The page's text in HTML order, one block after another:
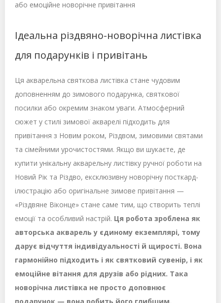
або емоційне новорічне привітання
Ідеальна різдвяно-новорічна листівка
для подарунків і привітань
Ця акварельна святкова листівка стане чудовим
доповненням до зимового подарунка, святкової
посилки або окремим знаком уваги. Атмосферний
сюжет у стилі зимової акварелі підходить для
привітання з Новим роком, Різдвом, зимовими святами
та сімейними урочистостями. Якщо ви шукаєте, де
купити унікальну акварельну листівку ручної роботи на
Новий Рік та Різдво, ексклюзивну новорічну посткард-
ілюстрацію або оригінальне зимове привітання —
«Різдвяне Віконце» стане саме тим, що створить теплі
емоції та особливий настрій. Ця робота зроблена як
авторська акварель у єдиному екземплярі, тому
дарує відчуття індивідуальності й щирості. Вона
гармонійно підходить і як святковий сувенір, і як
емоційне вітання для друзів або рідних. Така
новорічна листівка не просто доповнює
подарунок — вона робить його глибшим,